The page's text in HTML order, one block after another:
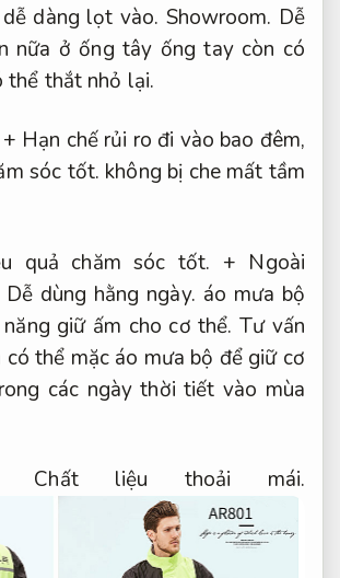
dàng lọt vào. Showroom. Dễ
nữa ở ống tây ống tay còn có
thể thắt nhỏ lại.
+ Hạn chế rủi ro đi vào bao đêm,
sóc tốt. không bị che mất tầm
quả chăm sóc tốt. + Ngoài
Dễ dùng hằng ngày. áo mưa bộ
năng giữ ấm cho cơ thể.Tư vấn
có thể mặc áo mưa bộ để giữ cơ
các ngày thời tiết vào mùa
Chất liệu thoải mái.